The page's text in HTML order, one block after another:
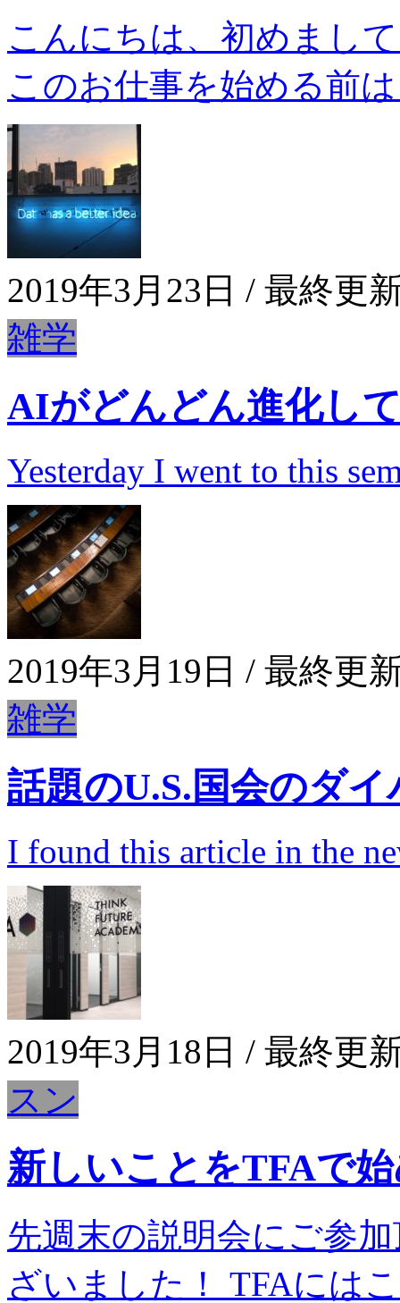
こんにちは、初めまし
このお仕事を始める前
2019年3月23日 / 最終更
雑学
AIがどんどん進化し
Yesterday I went to this
2019年3月19日 / 最終更
雑学
話題のU.S.国会のダ
I found this article in the
2019年3月18日 / 最終更
スン
新しいことをTFAで
先週末の説明会にご参
ざいました！ TFAには